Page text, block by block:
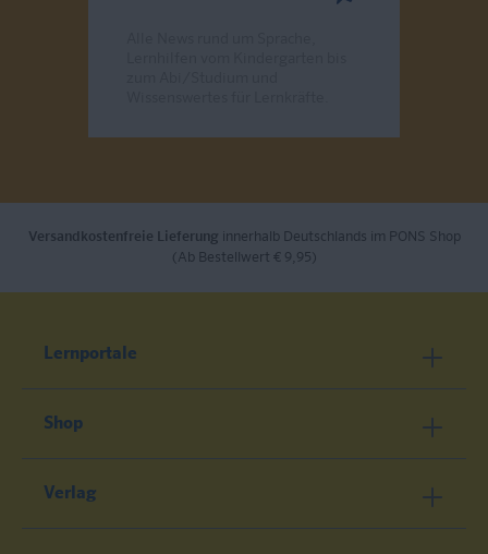
Versandkostenfreie Lieferung innerhalb Deutschlands im PONS Shop
(Ab Bestellwert € 9,95)
Lernportale
Shop
Verlag